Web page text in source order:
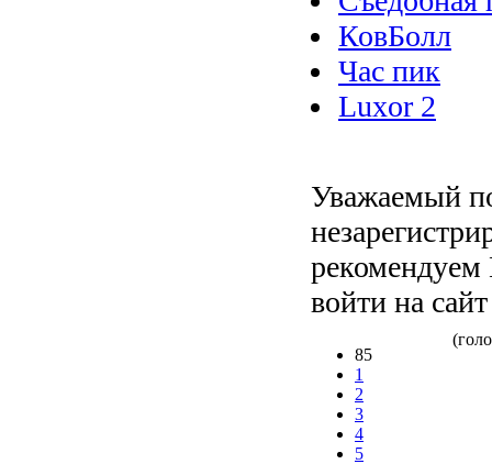
КовБолл
Час пик
Luxor 2
Уважаемый
рекомендуем
войти на
85
1
2
3
4
5